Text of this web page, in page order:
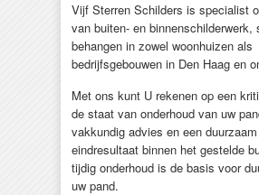
Vijf Sterren Schilders is specialist
van buiten- en binnenschilderwerk,
behangen in zowel woonhuizen als
bedrijfsgebouwen in Den Haag en
Met ons kunt U rekenen op een
de staat van onderhoud van uw
vakkundig advies en een
eindresultaat binnen het gestelde
tijdig onderhoud is de basis voor
uw pand.